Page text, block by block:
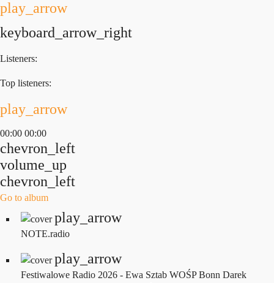
play_arrow
keyboard_arrow_right
Listeners:
Top listeners:
play_arrow
00:00 00:00
chevron_left
volume_up
chevron_left
Go to album
play_arrow
NOTE.radio
play_arrow
Festiwalowe Radio 2026 - Ewa Sztab WOŚP Bonn Darek